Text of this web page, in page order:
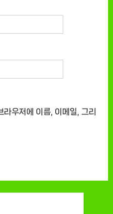
우저에 이름, 이메일, 그리